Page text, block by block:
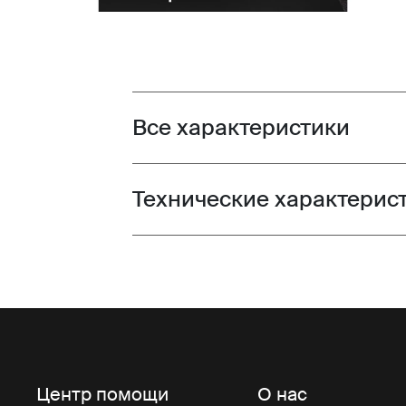
Toggle features
Все характеристики
Toggle techspec
Технические
Центр помощи О нас